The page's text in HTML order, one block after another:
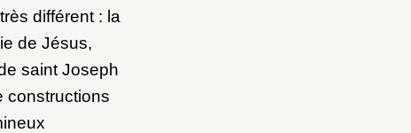
différent : la
de Jésus,
saint Joseph
constructions